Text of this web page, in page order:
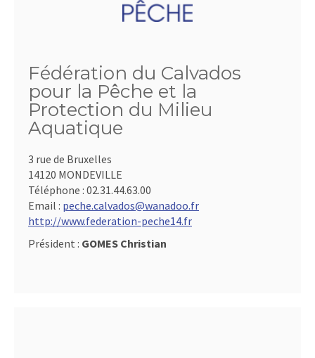
Fédération du Calvados
pour la Pêche et la
Protection du Milieu
Aquatique
3 rue de Bruxelles
14120 MONDEVILLE
Téléphone : 02.31.44.63.00
Email : peche.calvados@wanadoo.fr
http://www.federation-peche14.fr
Président : GOMES Christian